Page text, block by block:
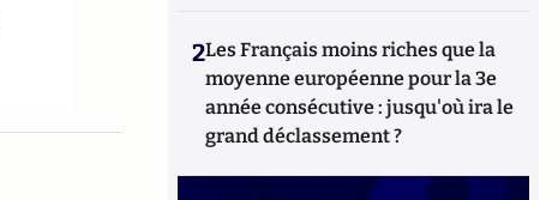
2Les Français moins riches que la
moyenne européenne pour la 3e
année consécutive : jusqu'où ira le
grand déclassement ?